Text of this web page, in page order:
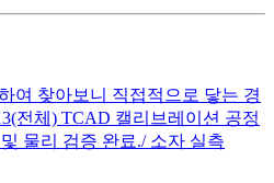
여 찾아보니 직접적으로 닿는 경
전체) TCAD 캘리브레이션 공정
물리 검증 완료./ 소자 실측